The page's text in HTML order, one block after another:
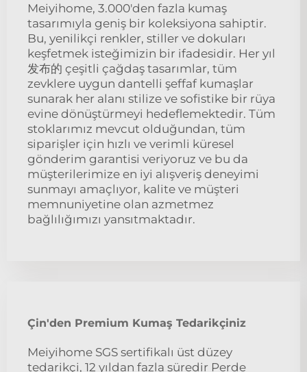
Meiyihome, 3.000'den fazla kumaş
tasarımıyla geniş bir koleksiyona sahiptir.
Bu, yenilikçi renkler, stiller ve dokuları
keşfetmek isteğimizin bir ifadesidir. Her yıl
发布的 çeşitli çağdaş tasarımlar, tüm
zevklere uygun dantelli şeffaf kumaşlar
sunarak her alanı stilize ve sofistike bir rüya
evine dönüştürmeyi hedeflemektedir. Tüm
stoklarımız mevcut olduğundan, tüm
siparişler için hızlı ve verimli küresel
gönderim garantisi veriyoruz ve bu da
müşterilerimize en iyi alışveriş deneyimi
sunmayı amaçlıyor, kalite ve müşteri
memnuniyetine olan azmetmez
bağlılığımızı yansıtmaktadır.
Çin'den Premium Kumaş Tedarikçiniz
Meiyihome SGS sertifikalı üst düzey
tedarikçi, 12 yıldan fazla süredir Perde